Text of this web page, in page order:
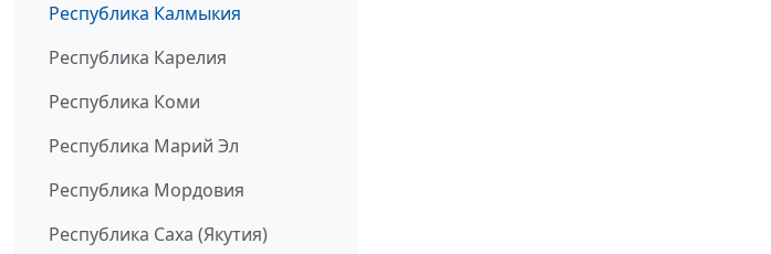
Республика Калмыкия
Республика Карелия
Республика Коми
Республика Марий Эл
Республика Мордовия
Республика Саха (Якутия)